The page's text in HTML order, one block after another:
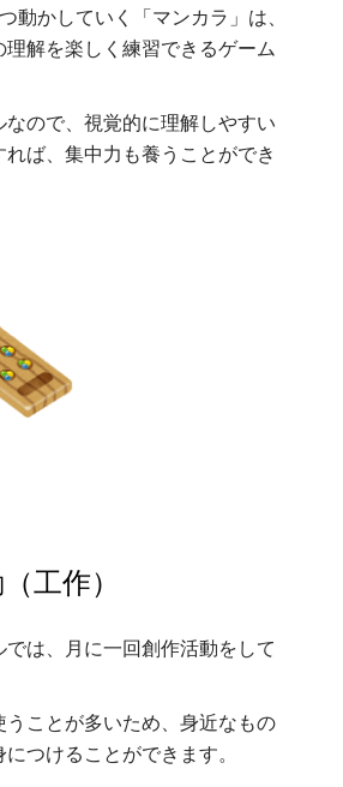
動かしていく「マンカラ」は、
解を楽しく練習できるゲーム
ので、視覚的に理解しやすい
ば、集中力も養うことができ
工作）
は、月に一回創作活動をして
ことが多いため、身近なもの
つけることができます。